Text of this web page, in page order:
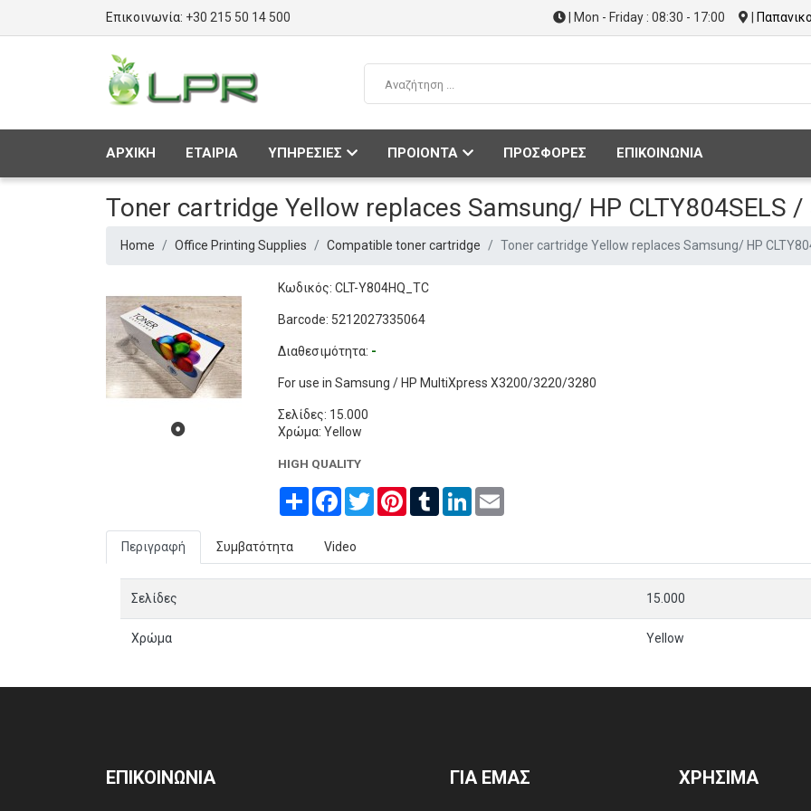
Επικοινωνία: +30 215 50 14 500 | Mon - Friday : 08:30 - 17:00
ΑΡΧΙΚΗ ΕΤΑΙΡΙΑ ΥΠΗΡΕΣΙΕΣ ΠΡΟΙΟΝΤΑ ΠΡΟΣΦΟΡΕΣ ΕΠΙΚΟΙΝΩΝΙΑ
Toner cartridge Yellow replaces Samsung/ HP CLTY804SELS
Home Office Printing Supplies Compatible toner cartridge Toner cartridge Yellow replaces Samsung/ HP
Κωδικός: CLT-Y804HQ_TC
Barcode: 5212027335064
Διαθεσιμότητα: -
For use in Samsung / HP MultiXpress X3200/3220/3280
Σελίδες: 15.000
Χρώμα: Yellow
HIGH QUALITY
Share Facebook
TwitterPinterestTumblrLinkedIn
Περιγραφή Συμβατότητα Video
Σελίδες 15.000
Χρώμα Yellow
ΕΠΙΚΟΙΝΩΝΙΑ ΓΙΑ ΕΜΑΣ ΧΡΗΣΙΜΑ